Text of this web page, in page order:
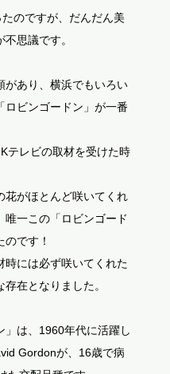
のですが、だんだん美
思議です。
があり、横浜でもいろい
ロビンゴードン」が一番
テレビの取材を受けた時
花がほとんど咲いてくれ
一この「ロビンゴード
です！
時には必ず咲いてくれた
在となりました。
」は、1960年代に活躍し
Gordonが、16歳で病